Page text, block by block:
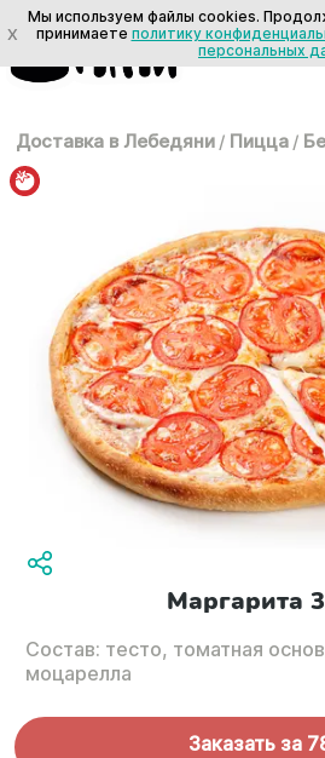
Доставка в Лебедяни / Пицца /
Маргарита
Состав: тесто, томатная
моцарелла
Заказать за
X
Мы используем файлы cookies.
принимаете политику
персональных